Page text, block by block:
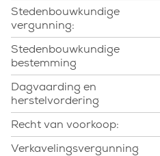
Stedenbouwkundige
vergunning:
Stedenbouwkundige
bestemming
Dagvaarding en
herstelvordering
Recht van voorkoop:
Verkavelingsvergunning